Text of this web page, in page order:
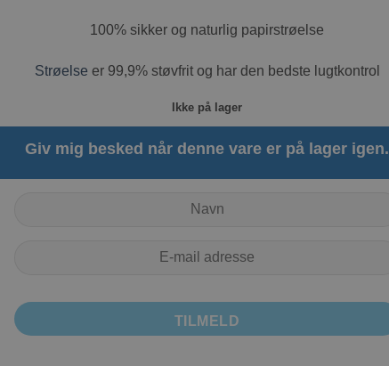
100% sikker og naturlig papirstrøelse
Strøelse er 99,9% støvfrit og har den bedste lugtkontrol
Ikke på lager
Giv mig besked når denne vare er på lager igen.
TILMELD